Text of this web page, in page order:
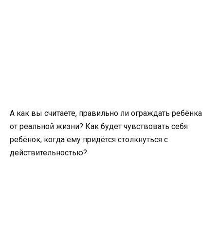
А как вы считаете, правильно ли ограждать ребёнка
от реальной жизни? Как будет чувствовать себя
ребёнок, когда ему придётся столкнуться с
действительностью?